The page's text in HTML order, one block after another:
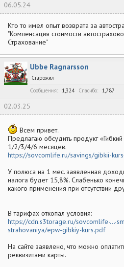
06.05.24
Кто то имел опыт возврата за
"Компенсация стоимости
Страхование"
Ubbe Ragnarsson
Старожил
Сообщения
1,324 Спасибо 1,787
02.03.25
Всем привет.
Предлагаю обсудить продукт
1/2/3/4/6 месяцев.
https://sovcomlife.ru/savings/gibkii-
У полюса на 1 мес. заявленная
налога будет 15,8%. Слабенько
какого применения при отсутствии
В тарифах откопал условия:
https://cdn.s3torage.ru/sovcomlife-...-
strahovaniya/epw-gibkiy-kurs.pdf
На сайте заявлено, что можно
реквизитами карты.